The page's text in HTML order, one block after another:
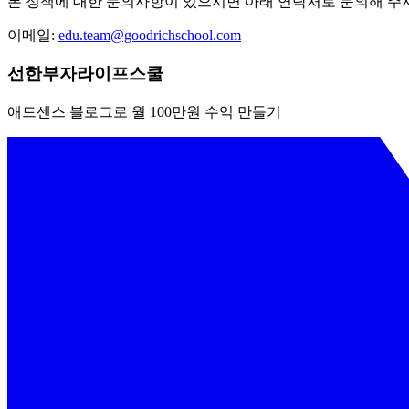
이메일: edu.team@goodrichschool.com
선한부자라이프스쿨
애드센스 블로그로 월 100만원 수익 만들기